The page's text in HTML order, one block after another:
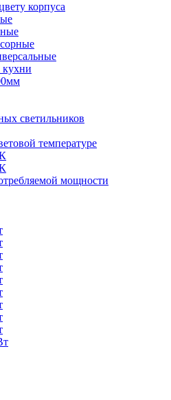
корпуса
кухни
светильников
температуре
мощности